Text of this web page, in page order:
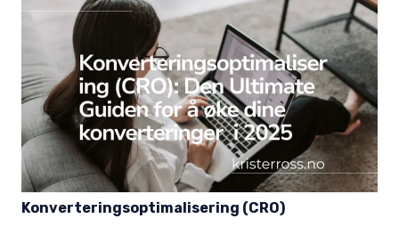
Konverteringsoptimalisering (CRO)